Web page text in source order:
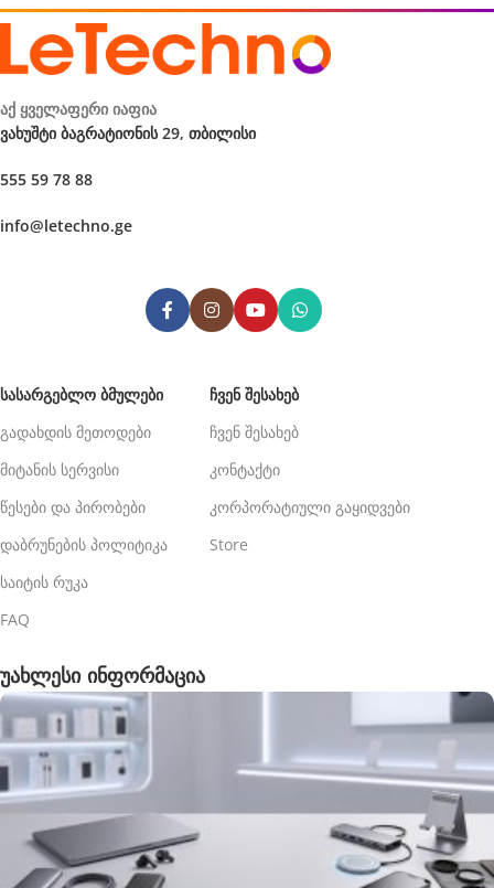
აქ ყველაფერი იაფია
ვახუშტი ბაგრატიონის 29, თბილისი
555 59 78 88
info@letechno.ge
ᲡᲐᲡᲐᲠᲒᲔᲑᲚᲝ ᲑᲛᲣᲚᲔᲑᲘ
გადახდის მეთოდები
მიტანის სერვისი
წესები და პირობები
დაბრუნების პოლიტიკა
საიტის რუკა
FAQ
ᲩᲕᲔᲜ ᲨᲔᲡᲐᲮᲔᲑ
ჩვენ შესახებ
კონტაქტი
კორპორატიული გაყიდვები
Store
უახლესი ინფორმაცია